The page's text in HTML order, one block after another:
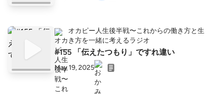
オカピー人生後半戦〜これからの働き方と生
き方を一緒に考えるラジオ
#155 「伝えたつもり」ですれ違い
May 19, 2025